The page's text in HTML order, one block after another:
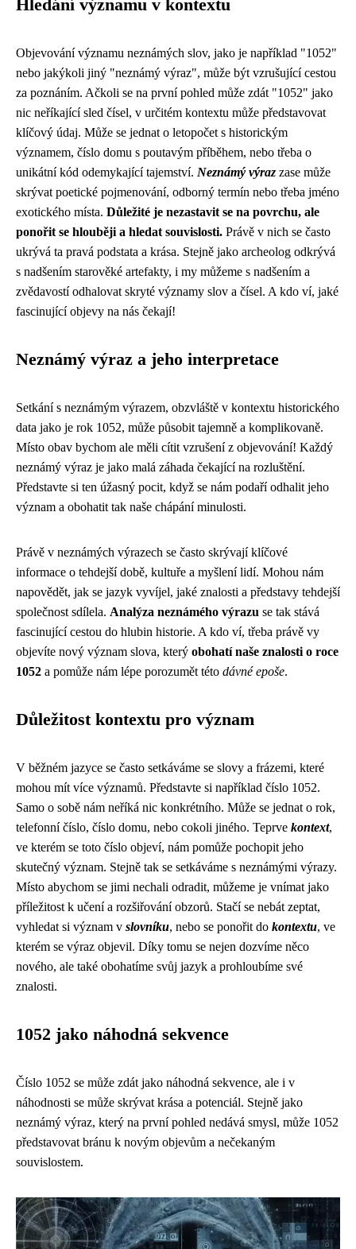
Hledání významu v kontextu
Objevování významu neznámých slov, jako je například "1052"
nebo jakýkoli jiný "neznámý výraz", může být vzrušující cestou
za poznáním. Ačkoli se na první pohled může zdát "1052" jako
nic neříkající sled čísel, v určitém kontextu může představovat
klíčový údaj. Může se jednat o letopočet s historickým
významem, číslo domu s poutavým příběhem, nebo třeba o
unikátní kód odemykající tajemství. Neznámý výraz zase může
skrývat poetické pojmenování, odborný termín nebo třeba jméno
exotického místa. Důležité je nezastavit se na povrchu, ale
ponořit se hlouběji a hledat souvislosti. Právě v nich se často
ukrývá ta pravá podstata a krása. Stejně jako archeolog odkrývá
s nadšením starověké artefakty, i my můžeme s nadšením a
zvědavostí odhalovat skryté významy slov a čísel. A kdo ví, jaké
fascinující objevy na nás čekají!
Neznámý výraz a jeho interpretace
Setkání s neznámým výrazem, obzvláště v kontextu historického
data jako je rok 1052, může působit tajemně a komplikovaně.
Místo obav bychom ale měli cítit vzrušení z objevování! Každý
neznámý výraz je jako malá záhada čekající na rozluštění.
Představte si ten úžasný pocit, když se nám podaří odhalit jeho
význam a obohatit tak naše chápání minulosti.
Právě v neznámých výrazech se často skrývají klíčové
informace o tehdejší době, kultuře a myšlení lidí. Mohou nám
napovědět, jak se jazyk vyvíjel, jaké znalosti a představy tehdejší
společnost sdílela. Analýza neznámého výrazu se tak stává
fascinující cestou do hlubin historie. A kdo ví, třeba právě vy
objevíte nový význam slova, který obohatí naše znalosti o roce
1052 a pomůže nám lépe porozumět této dávné epoše.
Důležitost kontextu pro význam
V běžném jazyce se často setkáváme se slovy a frázemi, které
mohou mít více významů. Představte si například číslo 1052.
Samo o sobě nám neříká nic konkrétního. Může se jednat o rok,
telefonní číslo, číslo domu, nebo cokoli jiného. Teprve kontext,
ve kterém se toto číslo objeví, nám pomůže pochopit jeho
skutečný význam. Stejně tak se setkáváme s neznámými výrazy.
Místo abychom se jimi nechali odradit, můžeme je vnímat jako
příležitost k učení a rozšiřování obzorů. Stačí se nebát zeptat,
vyhledat si význam v slovníku, nebo se ponořit do kontextu, ve
kterém se výraz objevil. Díky tomu se nejen dozvíme něco
nového, ale také obohatíme svůj jazyk a prohloubíme své
znalosti.
1052 jako náhodná sekvence
Číslo 1052 se může zdát jako náhodná sekvence, ale i v
náhodnosti se může skrývat krása a potenciál. Stejně jako
neznámý výraz, který na první pohled nedává smysl, může 1052
představovat bránu k novým objevům a nečekaným
souvislostem.